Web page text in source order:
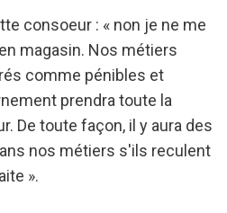
consoeur : « non je ne me
magasin. Nos métiers
comme pénibles et
prendra toute la
De toute façon, il y aura des
nos métiers s'ils reculent
».